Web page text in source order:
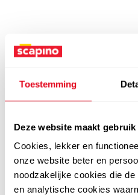
Toestemming
Deze website maakt
Cookies, lekker en
onze website beter en
noodzakelijke cookies die
en analytische cookies